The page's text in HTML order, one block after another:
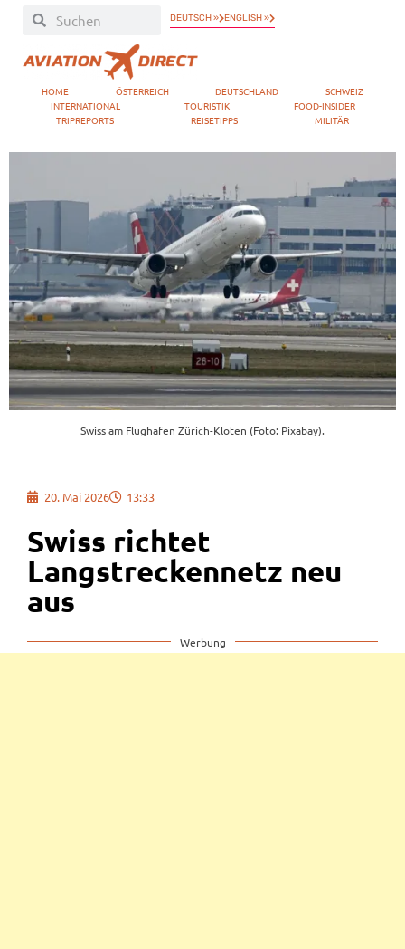
DEUTSCH » ENGLISH »
HOME ÖSTERREICH DEUTSCHLAND
SCHWEIZ
INTERNATIONAL
TOURISTIK
FOOD-INSIDER
TRIPREPORTS
REISETIPPS MILITÄR
Swiss am Flughafen Zürich-Kloten (Foto: Pixabay).
20. Mai 2026 13:33
Swiss richtet
Langstreckennetz neu
aus
Werbung